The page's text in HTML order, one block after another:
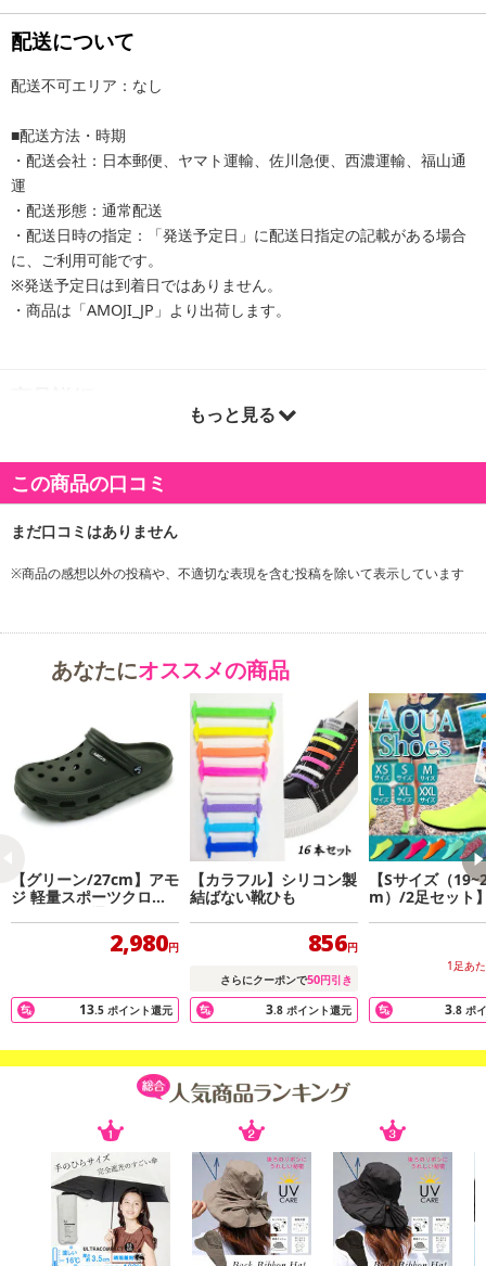
配送について
配送不可エリア：なし
■配送方法・時期
・配送会社：日本郵便、ヤマト運輸、佐川急便、西濃運輸、福山通
運
・配送形態：通常配送
・配送日時の指定：「発送予定日」に配送日指定の記載がある場合
に、ご利用可能です。
※発送予定日は到着日ではありません。
・商品は「AMOJI_JP」より出荷します。
もっと見る
この商品の口コミ
※商品の感想以外の投稿や、不適切な表現を含む投稿を除いて表示しています
あなたにオススメの商品
【グリーン/27cm】アモ
ジ 軽量スポーツクロッ
2,980円
13.5 ポイント還元
【カラフル】シリコン製
結ばない靴ひも
856円
さらにクーポンで50円引き
3.8 ポイント還元
【Sサイズ（
m）/2足セット
1足あ
3.8 ポ